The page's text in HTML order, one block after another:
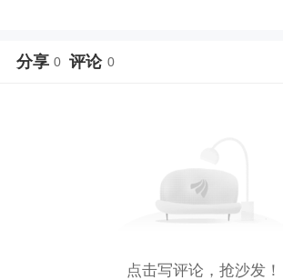
分享 0 评论 0
点击写评论，抢沙发！